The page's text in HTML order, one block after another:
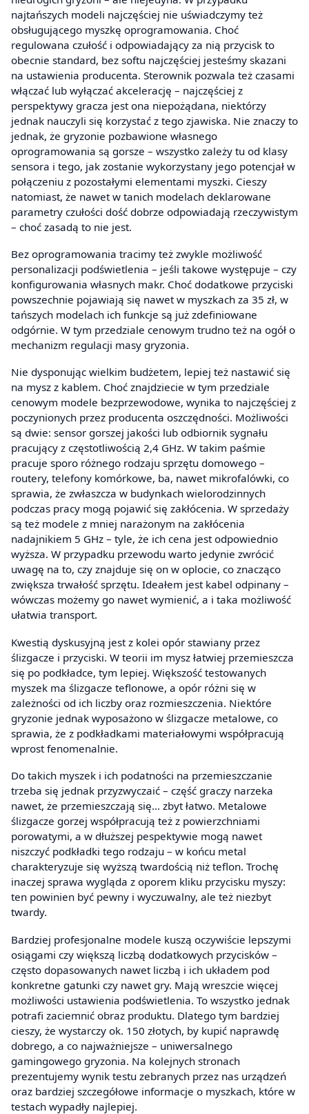
najtańszych modeli najczęściej nie uświadczymy też
obsługującego myszkę oprogramowania. Choć
regulowana czułość i odpowiadający za nią przycisk to
obecnie standard, bez softu najczęściej jesteśmy skazani
na ustawienia producenta. Sterownik pozwala też czasami
włączać lub wyłączać akcelerację – najczęściej z
perspektywy gracza jest ona niepożądana, niektórzy
jednak nauczyli się korzystać z tego zjawiska. Nie znaczy to
jednak, że gryzonie pozbawione własnego
oprogramowania są gorsze – wszystko zależy tu od klasy
sensora i tego, jak zostanie wykorzystany jego potencjał w
połączeniu z pozostałymi elementami myszki. Cieszy
natomiast, że nawet w tanich modelach deklarowane
parametry czułości dość dobrze odpowiadają rzeczywistym
– choć zasadą to nie jest.
Bez oprogramowania tracimy też zwykle możliwość
personalizacji podświetlenia – jeśli takowe występuje – czy
konfigurowania własnych makr. Choć dodatkowe przyciski
powszechnie pojawiają się nawet w myszkach za 35 zł, w
tańszych modelach ich funkcje są już zdefiniowane
odgórnie. W tym przedziale cenowym trudno też na ogół o
mechanizm regulacji masy gryzonia.
Nie dysponując wielkim budżetem, lepiej też nastawić się
na mysz z kablem. Choć znajdziecie w tym przedziale
cenowym modele bezprzewodowe, wynika to najczęściej z
poczynionych przez producenta oszczędności. Możliwości
są dwie: sensor gorszej jakości lub odbiornik sygnału
pracujący z częstotliwością 2,4 GHz. W takim paśmie
pracuje sporo różnego rodzaju sprzętu domowego –
routery, telefony komórkowe, ba, nawet mikrofalówki, co
sprawia, że zwłaszcza w budynkach wielorodzinnych
podczas pracy mogą pojawić się zakłócenia. W sprzedaży
są też modele z mniej narażonym na zakłócenia
nadajnikiem 5 GHz – tyle, że ich cena jest odpowiednio
wyższa. W przypadku przewodu warto jedynie zwrócić
uwagę na to, czy znajduje się on w oplocie, co znacząco
zwiększa trwałość sprzętu. Ideałem jest kabel odpinany –
wówczas możemy go nawet wymienić, a i taka możliwość
ułatwia transport.
Kwestią dyskusyjną jest z kolei opór stawiany przez
ślizgacze i przyciski. W teorii im mysz łatwiej przemieszcza
się po podkładce, tym lepiej. Większość testowanych
myszek ma ślizgacze teflonowe, a opór różni się w
zależności od ich liczby oraz rozmieszczenia. Niektóre
gryzonie jednak wyposażono w ślizgacze metalowe, co
sprawia, że z podkładkami materiałowymi współpracują
wprost fenomenalnie.
Do takich myszek i ich podatności na przemieszczanie
trzeba się jednak przyzwyczaić – część graczy narzeka
nawet, że przemieszczają się… zbyt łatwo. Metalowe
ślizgacze gorzej współpracują też z powierzchniami
porowatymi, a w dłuższej pespektywie mogą nawet
niszczyć podkładki tego rodzaju – w końcu metal
charakteryzuje się wyższą twardością niż teflon. Trochę
inaczej sprawa wygląda z oporem kliku przycisku myszy:
ten powinien być pewny i wyczuwalny, ale też niezbyt
twardy.
Bardziej profesjonalne modele kuszą oczywiście lepszymi
osiągami czy większą liczbą dodatkowych przycisków –
często dopasowanych nawet liczbą i ich układem pod
konkretne gatunki czy nawet gry. Mają wreszcie więcej
możliwości ustawienia podświetlenia. To wszystko jednak
potrafi zaciemnić obraz produktu. Dlatego tym bardziej
cieszy, że wystarczy ok. 150 złotych, by kupić naprawdę
dobrego, a co najważniejsze – uniwersalnego
gamingowego gryzonia. Na kolejnych stronach
prezentujemy wynik testu zebranych przez nas urządzeń
oraz bardziej szczegółowe informacje o myszkach, które w
testach wypadły najlepiej.